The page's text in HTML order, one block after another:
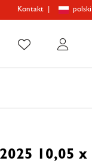
Kontakt polski
10,05 x